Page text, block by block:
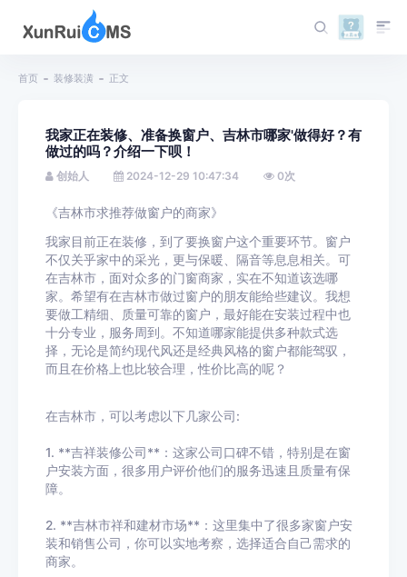
首页 装修装潢 正文
我家正在装修、准备换窗户、吉林市哪家'做得好？有
做过的吗？介绍一下呗！
创始人 2024-12-29 10:47:34 0次
《吉林市求推荐做窗户的商家》
我家目前正在装修，到了要换窗户这个重要环节。窗户
不仅关乎家中的采光，更与保暖、隔音等息息相关。可
在吉林市，面对众多的门窗商家，实在不知道该选哪
家。希望有在吉林市做过窗户的朋友能给些建议。我想
要做工精细、质量可靠的窗户，最好能在安装过程中也
十分专业，服务周到。不知道哪家能提供多种款式选
择，无论是简约现代风还是经典风格的窗户都能驾驭，
而且在价格上也比较合理，性价比高的呢？
在吉林市，可以考虑以下几家公司:
1. **吉祥装修公司**：这家公司口碑不错，特别是在窗
户安装方面，很多用户评价他们的服务迅速且质量有保
障。
2. **吉林市祥和建材市场**：这里集中了很多家窗户安
装和销售公司，你可以实地考察，选择适合自己需求的
商家。